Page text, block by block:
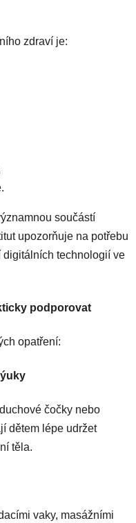
zdraví je:
součástí
upozorňuje na potřebu
technologií ve
podporovat
opatření:
čočky nebo
dětem lépe udržet
těla.
vaky, masážními